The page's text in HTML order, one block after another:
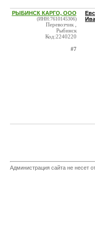
РЫБИНСК КАРГО, ООО
(ИНН:7610145306)
Перевозчик ,
Рыбинск
Код:2240220
#7
Администрация сайта не несет